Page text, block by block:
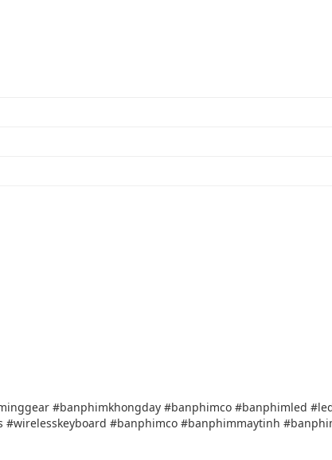
#banphimkhongday #banphimco #banphimled
#banphimco #banphimmaytinh